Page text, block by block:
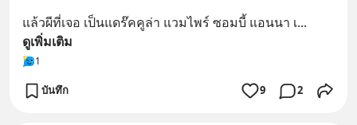
แล้วผีที่เจอ เป็นแดร๊คคูล่า แวมไพร์ ซอมบี้ แอนนา เ...
ดูเพิ่มเติม
1
บันทึก 9 2